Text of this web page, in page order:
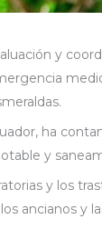
y
ha
y
y los
ancianos y